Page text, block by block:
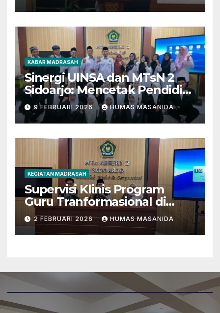
KABAR MADRASAH
Sinergi UINSA dan MTsN 2
Sidoarjo: Mencetak Pendidik
Berkarakter Menghadapi
Tantangan Zaman
9 FEBRUARI 2026 HUMAS MASANIDA
KEGIATAN MADRASAH
Supervisi Klinis Program
Guru Tranformasional di
MTsN 2 Sidoarjo
2 FEBRUARI 2026 HUMAS MASANIDA